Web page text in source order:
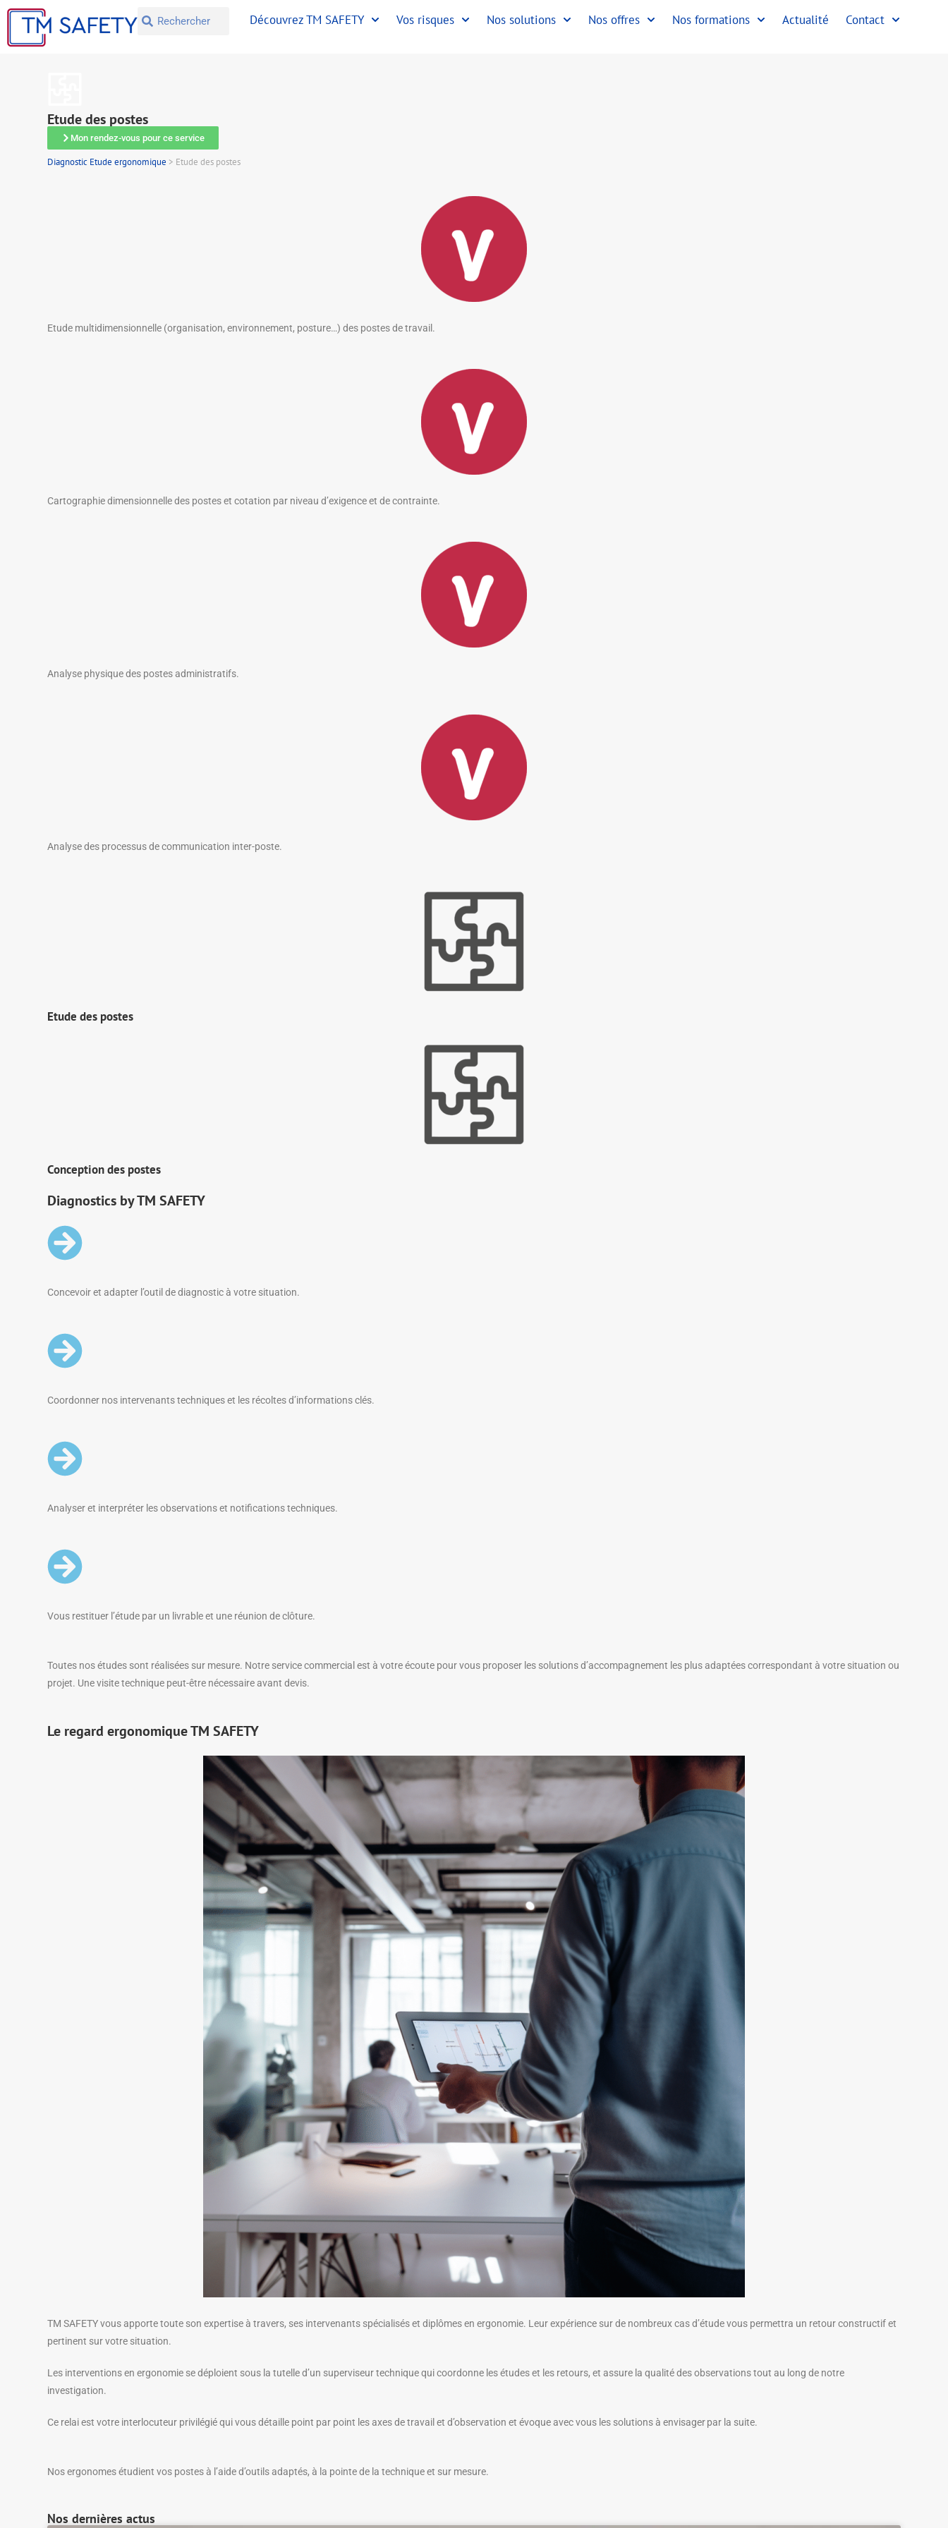
Découvrez TM SAFETY Vos risques Nos solutions Nos offres Nos formations Actualité Contact
Etude des postes
Mon rendez-vous pour ce service
Diagnostic Etude ergonomique > Etude des postes
Etude multidimensionnelle (organisation, environnement, posture…) des postes de travail.
Cartographie dimensionnelle des postes et cotation par niveau d’exigence et de contrainte.
Analyse physique des postes administratifs.
Analyse des processus de communication inter-poste.
Etude des postes
Conception des postes
Diagnostics by TM SAFETY
Concevoir et adapter l’outil de diagnostic à votre situation.
Coordonner nos intervenants techniques et les récoltes d’informations clés.
Analyser et interpréter les observations et notifications techniques.
Vous restituer l’étude par un livrable et une réunion de clôture.
Toutes nos études sont réalisées sur mesure. Notre service commercial est à votre écoute pour vous proposer les solutions d’accompagnement les plus adaptées correspondant à votre situation ou
projet. Une visite technique peut-être nécessaire avant devis.
Le regard ergonomique TM SAFETY
TM SAFETY vous apporte toute son expertise à travers, ses intervenants spécialisés et diplômes en ergonomie. Leur expérience sur de nombreux cas d’étude vous permettra un retour constructif et
pertinent sur votre situation.
Les interventions en ergonomie se déploient sous la tutelle d’un superviseur technique qui coordonne les études et les retours, et assure la qualité des observations tout au long de notre
investigation.
Ce relai est votre interlocuteur privilégié qui vous détaille point par point les axes de travail et d’observation et évoque avec vous les solutions à envisager par la suite.
Nos ergonomes étudient vos postes à l’aide d’outils adaptés, à la pointe de la technique et sur mesure.
Nos dernières actus